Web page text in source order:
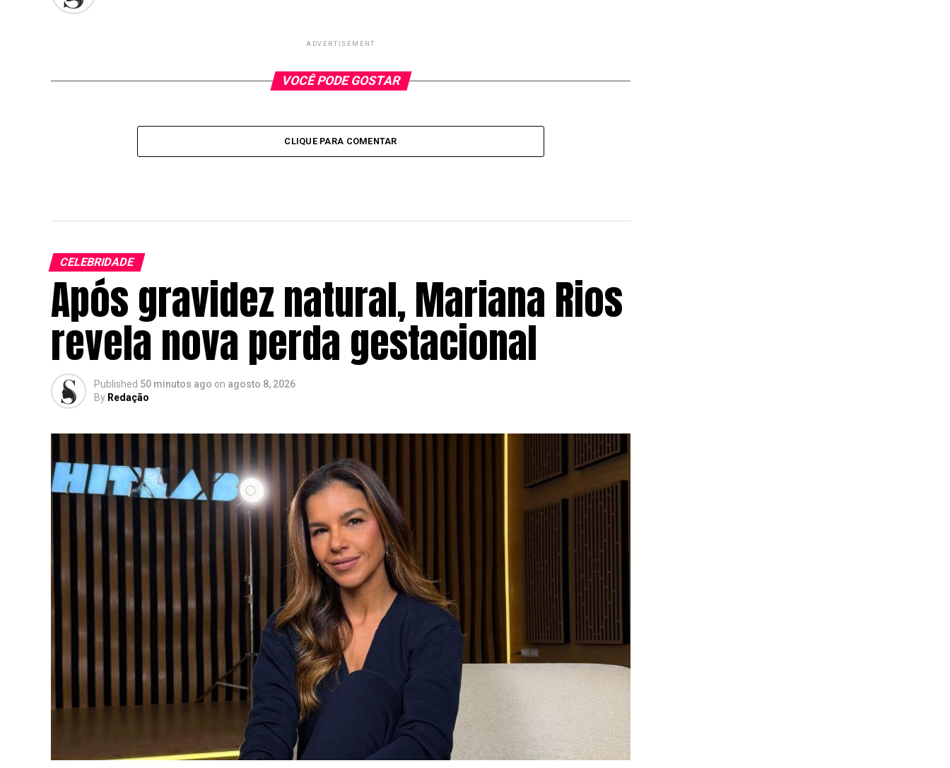
ADVERTISEMENT
VOCÊ PODE GOSTAR
CLIQUE PARA COMENTAR
CELEBRIDADE
Após gravidez natural, Mariana Rios
revela nova perda gestacional
Published 50 minutos ago on agosto 8, 2026
By Redação